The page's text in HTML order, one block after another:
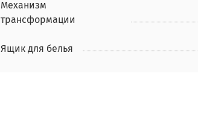
Механизм
трансформации
Ящик для белья